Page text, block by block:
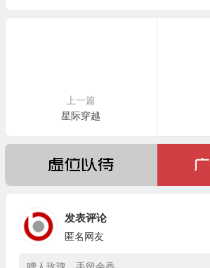
上一篇
星际穿越
发表评论
匿名网友